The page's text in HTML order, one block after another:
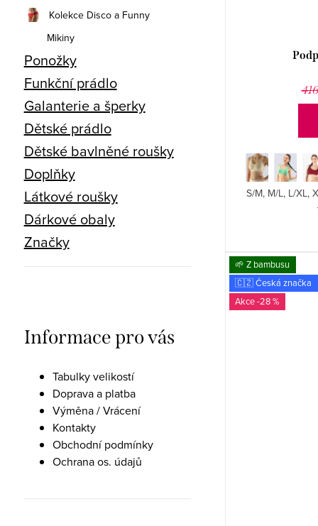
Kolekce Disco a Funny
Mikiny
Ponožky
Funkční prádlo
Galanterie a šperky
Dětské prádlo
Dětské bavlněné roušky
Doplňky
Látkové roušky
Dárkové obaly
Značky
Informace pro vás
Tabulky velikostí
Doprava a platba
Výměna / Vrácení
Kontakty
Obchodní podmínky
Ochrana os. údajů
S/M, M/L, L/XL,
🌱 Z bambusu
🇨🇿 Česká značka
-28 %